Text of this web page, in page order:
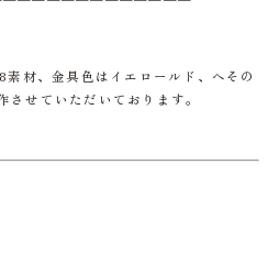
材、金具色はイエロールド、へその
せていただいております。